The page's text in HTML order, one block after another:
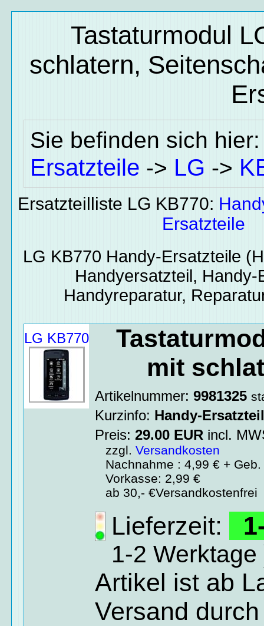
Tastaturmodul
schlatern,
Sie befinden sich
Ersatzteile -> LG ->
Ersatzteilliste LG KB770:
Ersatzteile
LG KB770 Handy-Ersatzteile
Handyersatzteil, Handy-
Handyreparatur,
LG KB770
mit
Artikelnummer:9981325
Kurzinfo: Handy-
Preis:29.00 EUR incl.
zzgl.Versandkosten
Nachnahme : 4,99 € + Geb.
Vorkasse: 2,99 €
ab 30,- €Versandkostenfrei
Lieferzeit:
1-2 Werktage
Artikel ist ab
Versand